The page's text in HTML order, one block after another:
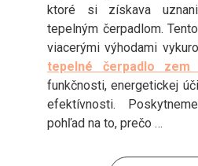
ktoré si získava
tepelným čerpadlom.
viacerými výhodami
tepelné čerpadlo zem
funkčnosti, energetickej
efektívnosti.
pohľad na to, prečo …